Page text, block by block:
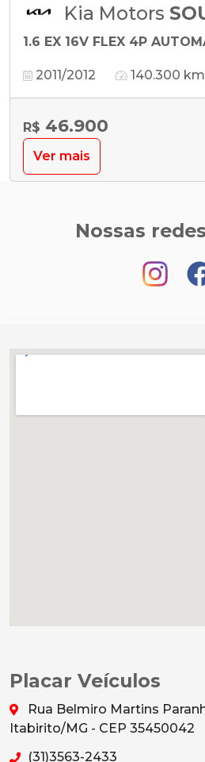
Kia Motors
1.6 EX 16V FLEX 4P
2011/2012 140.300 km
R$ 46.900
Ver mais
Nossas
Placar Veículos
Rua Belmiro Martins
Itabirito/MG - CEP 35450042
(31)3563-2433